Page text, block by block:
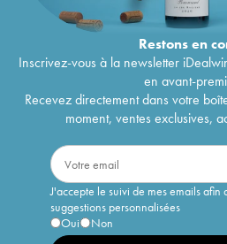
Restons en
Inscrivez-vous à la newsletter
en avant-
Recevez directement dans votre
moment, ventes exclusives,
J'accepte le suivi de mes emails afin
suggestions personnalisées
Oui
Non